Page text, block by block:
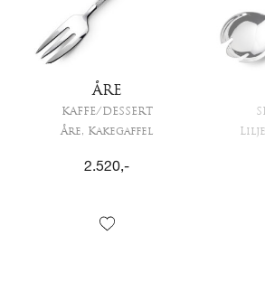
ÅRE
KAFFE/DESSERT
Åre, Kakegaffel
2.520,-